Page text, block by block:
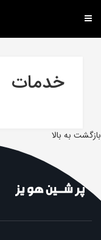
خدمات
بازگشت به بالا